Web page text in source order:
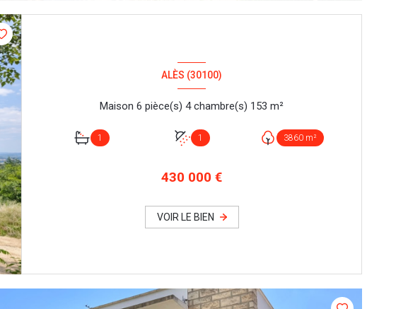
ALÈS (30100)
Maison 6 pièce(s) 4 chambre(s) 153 m²
1 1 3860 m²
430 000 €
VOIR LE BIEN